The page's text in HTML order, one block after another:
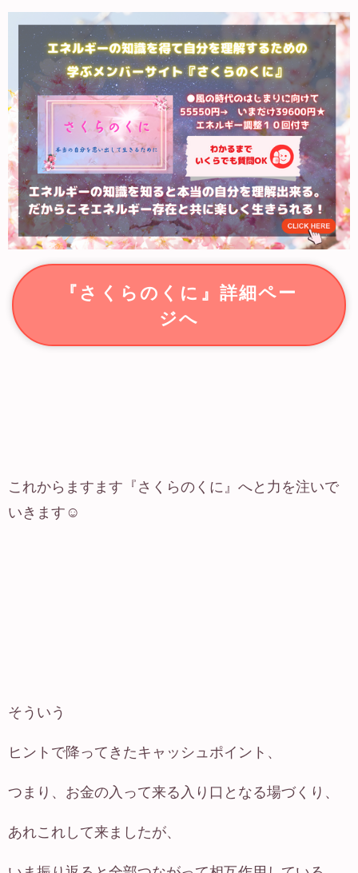
『さくらのくに』詳細ペー
ジへ
これからますます『さくらのくに』へと力を注いで
いきます☺
そういう
ヒントで降ってきたキャッシュポイント、
つまり、お金の入って来る入り口となる場づくり、
あれこれして来ましたが、